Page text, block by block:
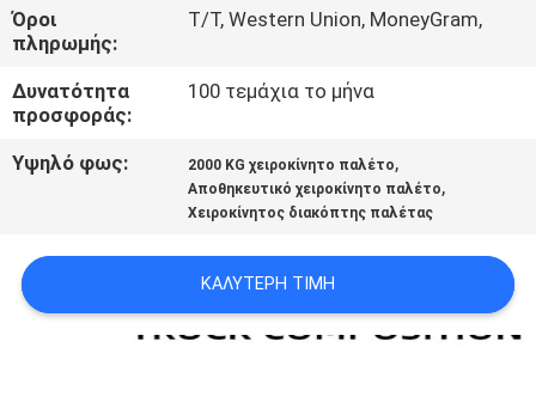
SITEMAP
ΠΟΛΙΤΙΚΉ
ΑΠΟΡΡΉΤΟΥ
Όροι
πληρωμής:
Τ/Τ, Western Union, MoneyGram,
Δυνατότητα
προσφοράς:
100 τεμάχια το μήνα
Υψηλό φως: 2000 KG χειροκίνητο παλέτο,
Αποθηκευτικό χειροκίνητο παλέτο,
Χειροκίνητος διακόπτης παλέτας
ΚΑΛΎΤΕΡΗ ΤΙΜΉ